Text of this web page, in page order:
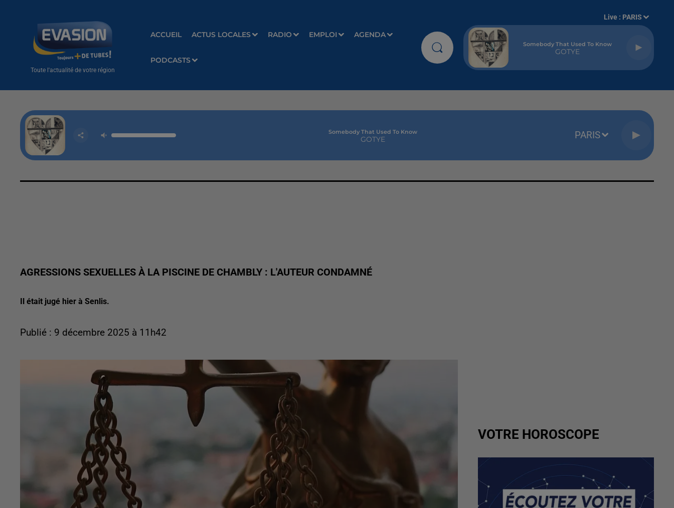
Toute l'actualité de votre région
ACCUEIL ACTUS LOCALES RADIO EMPLOI AGENDA
PODCASTS
Live : PARIS
Somebody That Used To Know
GOTYE
Somebody That Used To Know
GOTYE PARIS
AGRESSIONS SEXUELLES À LA PISCINE DE CHAMBLY : L'AUTEUR CONDAMNÉ
Il était jugé hier à Senlis.
Publié : 9 décembre 2025 à 11h42
VOTRE HOROSCOPE